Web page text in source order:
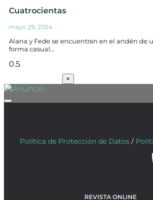
Cuatrocientas
mayo 29, 2024
Alana y Fede se encuentran en el andén de
forma casual…
×
Política de Protección de Datos /
REVISTA ONLINE